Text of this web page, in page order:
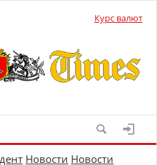
Курс валют
Новости Новости